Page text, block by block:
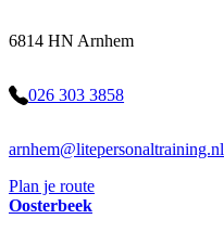
6814 HN Arnhem
026 303 3858
arnhem@litepersonaltraining.nl
Plan je route
Oosterbeek